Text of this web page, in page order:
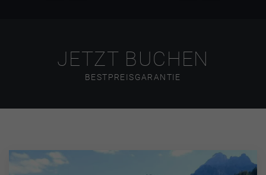
JETZT BUCHEN
BESTPREISGARANTIE